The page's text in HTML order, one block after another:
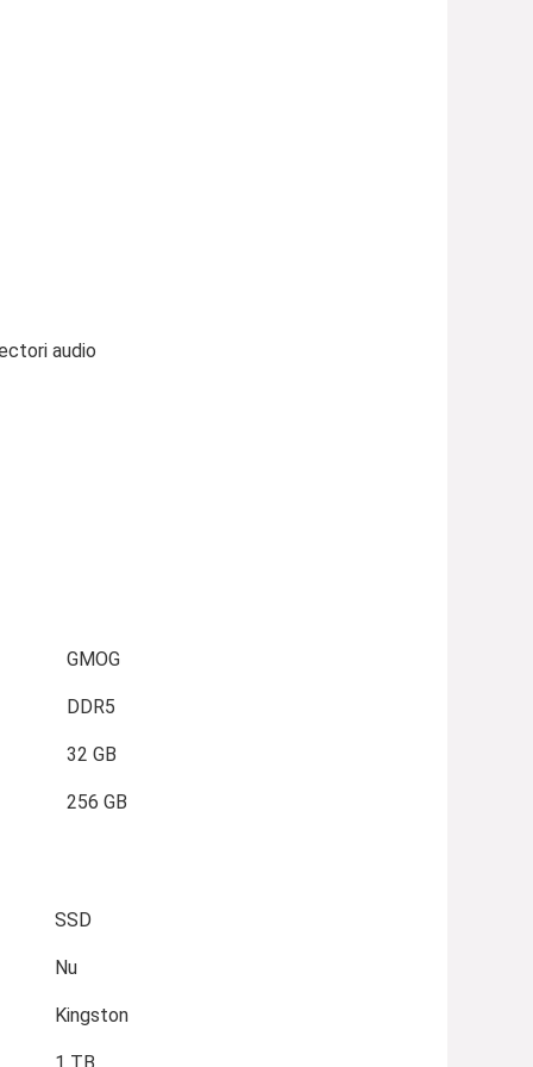
audio
GMOG
DDR5
32 GB
256 GB
SSD
Nu
Kingston